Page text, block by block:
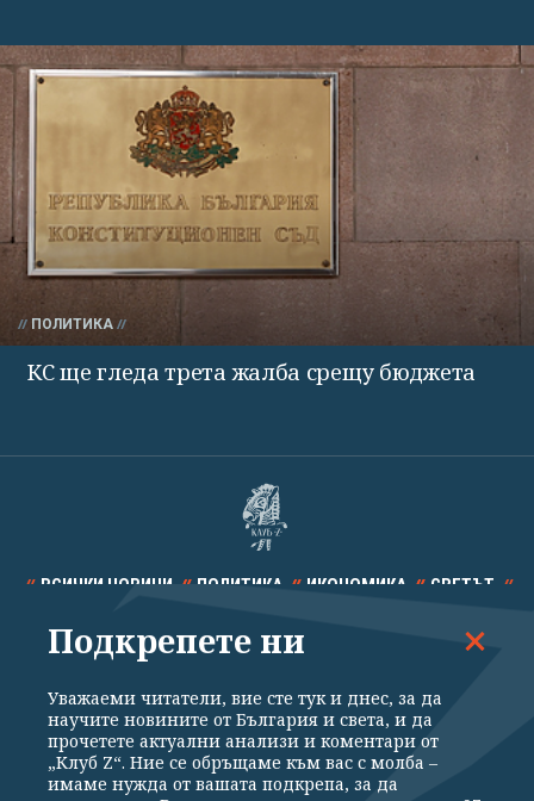
ПОЛИТИКА
КС ще гледа трета жалба срещу бюджета
ВСИЧКИ НОВИНИ ПОЛИТИКА ИКОНОМИКА СВЕТЪТ
СПОРТ КУЛТУРА ТЕХНОЛОГИИ КАЛЕЙДОСКОП
Подкрепете ни
Уважаеми читатели, вие сте тук и днес, за да
научите новините от България и света, и да
прочетете актуални анализи и коментари от
„Клуб Z“. Ние се обръщаме към вас с молба –
имаме нужда от вашата подкрепа, за да